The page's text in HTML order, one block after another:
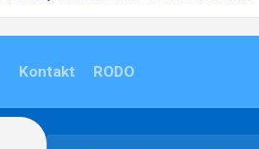
Kontakt RODO